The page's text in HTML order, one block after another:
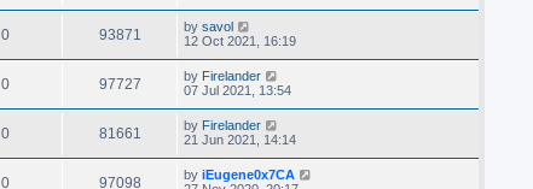
0 93871 by savol
12 Oct 2021, 16:19
0 97727 by Firelander
07 Jul 2021, 13:54
0 81661 by Firelander
21 Jun 2021, 14:14
0 97098 by iEugene0x7CA